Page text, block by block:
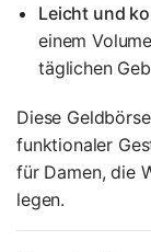
Leicht und
einem
täglichen
Diese
funktionaler
für Damen, die
legen.